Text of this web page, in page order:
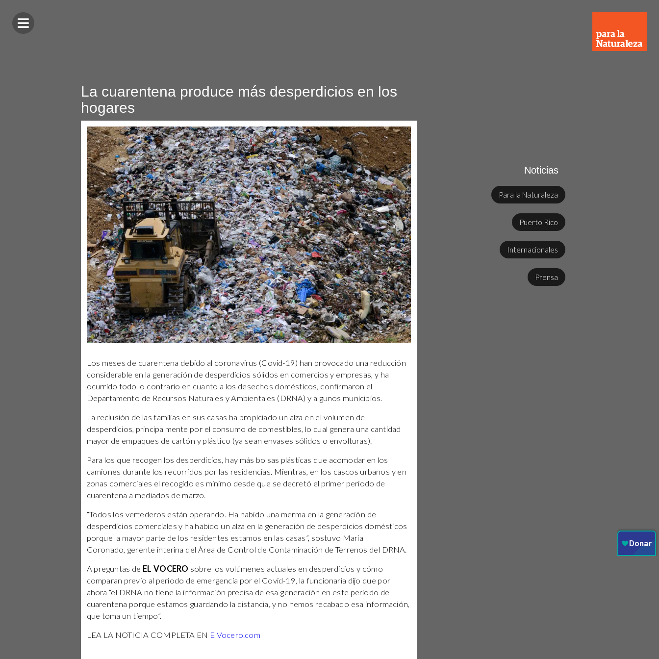
La cuarentena produce más desperdicios en los
hogares
Los meses de cuarentena debido al coronavirus (Covid-19) han provocado una reducción
considerable en la generación de desperdicios sólidos en comercios y empresas, y ha
ocurrido todo lo contrario en cuanto a los desechos domésticos, confirmaron el
Departamento de Recursos Naturales y Ambientales (DRNA) y algunos municipios.
La reclusión de las familias en sus casas ha propiciado un alza en el volumen de
desperdicios, principalmente por el consumo de comestibles, lo cual genera una cantidad
mayor de empaques de cartón y plástico (ya sean envases sólidos o envolturas).
Para los que recogen los desperdicios, hay más bolsas plásticas que acomodar en los
camiones durante los recorridos por las residencias. Mientras, en los cascos urbanos y en
zonas comerciales el recogido es mínimo desde que se decretó el primer periodo de
cuarentena a mediados de marzo.
“Todos los vertederos están operando. Ha habido una merma en la generación de
desperdicios comerciales y ha habido un alza en la generación de desperdicios domésticos
porque la mayor parte de los residentes estamos en las casas”, sostuvo María
Coronado, gerente interina del Área de Control de Contaminación de Terrenos del DRNA.
A preguntas de EL VOCERO sobre los volúmenes actuales en desperdicios y cómo
comparan previo al periodo de emergencia por el Covid-19, la funcionaria dijo que por
ahora “el DRNA no tiene la información precisa de esa generación en este periodo de
cuarentena porque estamos guardando la distancia, y no hemos recabado esa información,
que toma un tiempo”.
LEA LA NOTICIA COMPLETA EN ElVocero.com
Noticias
Para la Naturaleza
Puerto Rico
Internacionales
Prensa